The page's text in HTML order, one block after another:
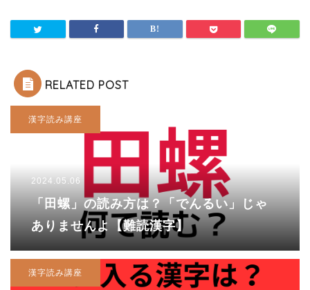
RELATED POST
漢字読み講座
2024.05.06
「田螺」の読み方は？「でんるい」じゃ
ありませんよ【難読漢字】
漢字読み講座